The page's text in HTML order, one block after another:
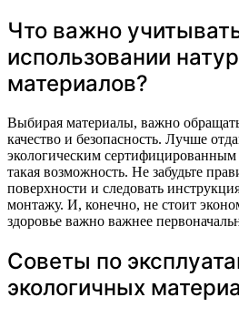
Что важно
использовании
материалов?
Выбирая материалы, важно
качество и безопасность. Лучше
экологическим сертифицированным
такая возможность. Не забудьте
поверхности и следовать
монтажу. И, конечно, не стоит
здоровье важно важнее
Советы по
экологичных